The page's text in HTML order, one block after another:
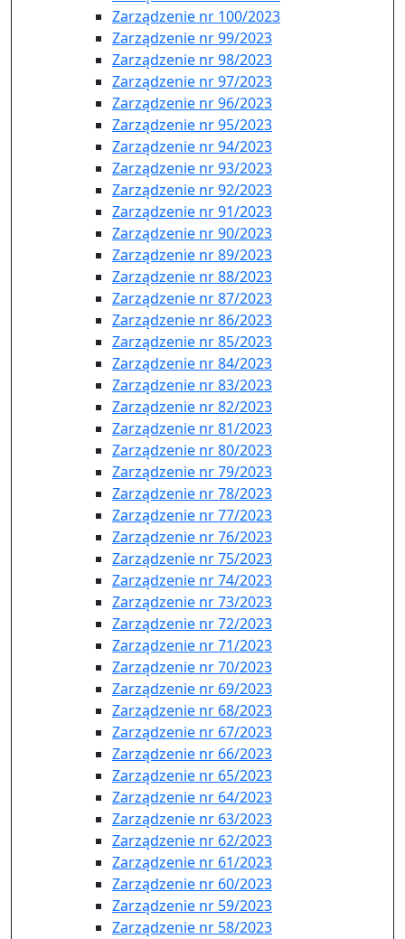
Zarządzenie nr 100/2023
Zarządzenie nr 99/2023
Zarządzenie nr 98/2023
Zarządzenie nr 97/2023
Zarządzenie nr 96/2023
Zarządzenie nr 95/2023
Zarządzenie nr 94/2023
Zarządzenie nr 93/2023
Zarządzenie nr 92/2023
Zarządzenie nr 91/2023
Zarządzenie nr 90/2023
Zarządzenie nr 89/2023
Zarządzenie nr 88/2023
Zarządzenie nr 87/2023
Zarządzenie nr 86/2023
Zarządzenie nr 85/2023
Zarządzenie nr 84/2023
Zarządzenie nr 83/2023
Zarządzenie nr 82/2023
Zarządzenie nr 81/2023
Zarządzenie nr 80/2023
Zarządzenie nr 79/2023
Zarządzenie nr 78/2023
Zarządzenie nr 77/2023
Zarządzenie nr 76/2023
Zarządzenie nr 75/2023
Zarządzenie nr 74/2023
Zarządzenie nr 73/2023
Zarządzenie nr 72/2023
Zarządzenie nr 71/2023
Zarządzenie nr 70/2023
Zarządzenie nr 69/2023
Zarządzenie nr 68/2023
Zarządzenie nr 67/2023
Zarządzenie nr 66/2023
Zarządzenie nr 65/2023
Zarządzenie nr 64/2023
Zarządzenie nr 63/2023
Zarządzenie nr 62/2023
Zarządzenie nr 61/2023
Zarządzenie nr 60/2023
Zarządzenie nr 59/2023
Zarządzenie nr 58/2023